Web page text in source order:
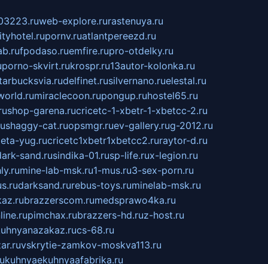
web-explore.rurastenuya.ru
pornv.ruatlantpereezd.ru
fpodaso.ruemfire.rupro-otdelky.ru
porno-skvirt.rukrospr.ru13autor-kolonka.ru
delfinet.rusilvernano.ruelestal.ru
miraclecoon.rupongup.ruhostel65.ru
shop-garena.rucricetc-1-xbetr-1-xbetcc-2.ru
shaggy-cat.ruopsmgr.ruev-gallery.rug-2012.ru
yug.rucricetc1xbetr1xbetcc2.ruraytor-d.ru
sand.rusindika-01.rusp-life.rux-legion.ru
mine-lab-msk.ru1-mus.ru3-sex-porn.ru
darksand.rurebus-toys.ruminelab-msk.ru
brazzerscom.rumedsprawo4ka.ru
pimchax.rubrazzers-hd.ruz-host.ru
cs-68.ru
vskrytie-zamkov-moskva113.ru
kuhnyaekuhnyaafabrika.ru